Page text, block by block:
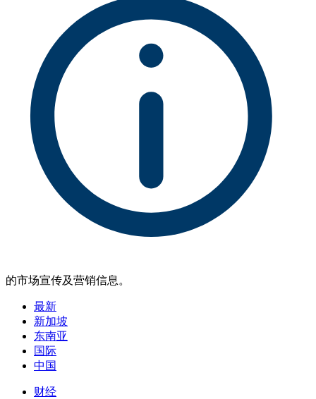
的市场宣传及营销信息。
最新
新加坡
东南亚
国际
中国
财经